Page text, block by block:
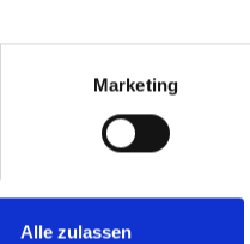
Marketing
Alle zulassen
Erwartungen,
Vorlage
große
wird die